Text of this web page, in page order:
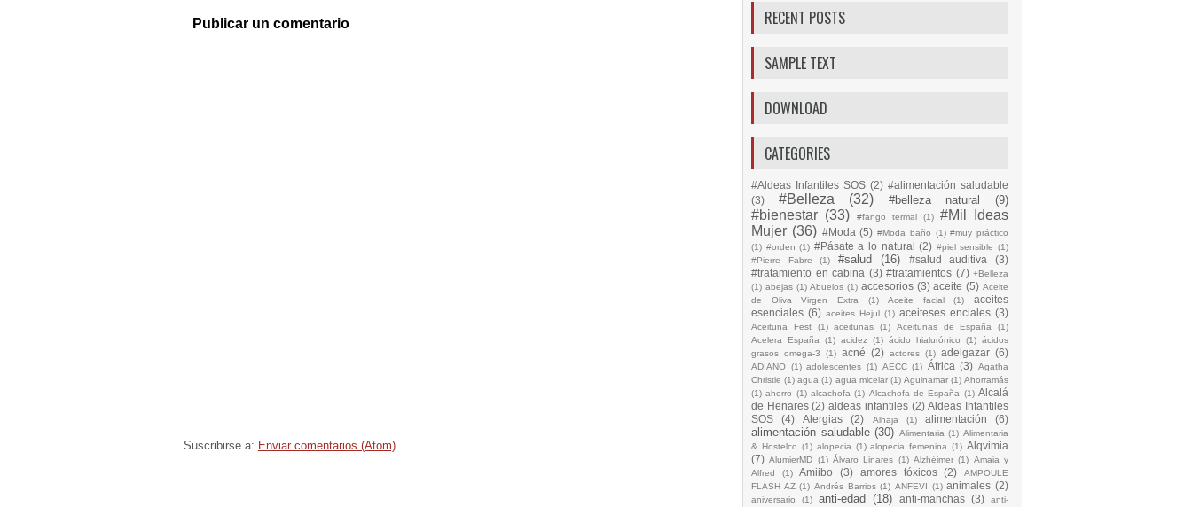
Publicar un comentario
Suscribirse a: Enviar comentarios (Atom)
RECENT POSTS
SAMPLE TEXT
DOWNLOAD
CATEGORIES
#Aldeas Infantiles SOS (2) #alimentación saludable
(3)
#Belleza (32) #belleza natural (9)
#bienestar (33) #fango termal (1)
#Mil Ideas
Mujer (36) #Moda (5) #Moda baño (1) #muy práctico
(1) #orden (1) #Pásate a lo natural (2) #piel sensible (1)
#Pierre Fabre
(1) #salud (16) #salud auditiva
(3)
#tratamiento en cabina (3) #tratamientos (7) +Belleza
(1) abejas (1) Abuelos (1) accesorios (3) aceite (5) Aceite
de Oliva Virgen Extra
(1) Aceite facial (1)
aceites
esenciales (6) aceites Hejul (1) aceiteses enciales (3)
Aceituna Fest (1) aceitunas (1) Aceitunas de España
(1)
Acelera España (1) acidez (1) ácido hialurónico (1) ácidos
grasos omega-3
(1) acné (2) actores (1) adelgazar (6)
ADIANO (1) adolescentes (1) AECC (1) África (3) Agatha
Christie (1) agua (1) agua micelar (1) Aguinamar (1) Ahorramás
(1) ahorro (1) alcachofa (1) Alcachofa de España (1) Alcalá
de Henares (2) aldeas infantiles (2) Aldeas Infantiles
SOS
(4) Alergias (2) Alhaja (1) alimentación (6)
alimentación saludable (30) Alimentaria (1) Alimentaria
& Hostelco (1) alopecia (1) alopecia femenina (1) Alqvimia
(7) AlumierMD (1) Álvaro Linares (1) Alzhéimer (1) Amaia y
Alfred
(1) Amiibo (3) amores tóxicos (2)
AMPOULE
FLASH AZ (1) Andrés Barrios (1) ANFEVI (1) animales (2)
aniversario (1) anti-edad (18) anti-manchas (3)
anti-